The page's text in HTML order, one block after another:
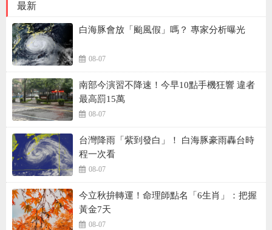
最新
白海豚會放「颱風假」嗎？ 專家分析曝光
08-07
南部今演習不降速！今早10點手機狂響 違者
最高罰15萬
08-07
台灣降雨「紫到發白」！ 白海豚豪雨轟台時
程一次看
08-07
今立秋拚轉運！命理師點名「6生肖」：把握
黃金7天
08-07